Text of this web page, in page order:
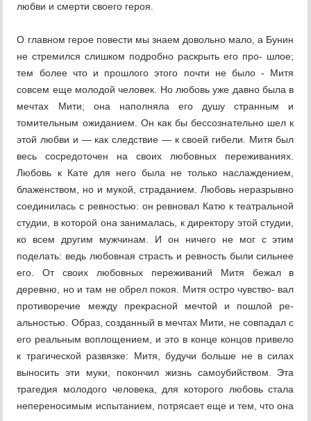
любви и смерти своего героя.
О главном герое повести мы знаем довольно мало, а Бунин
не стремился слишком подробно раскрыть его про- шлое;
тем более что и прошлого этого почти не было - Митя
совсем еще молодой человек. Но любовь уже давно была в
мечтах Мити; она наполняла его душу странным и
томительным ожиданием. Он как бы бессознательно шел к
этой любви и — как следствие — к своей гибели. Митя был
весь сосредоточен на своих любовных переживаниях.
Любовь к Кате для него была не только наслаждением,
блаженством, но и мукой, страданием. Любовь неразрыв­но
соединилась с ревностью: он ревновал Катю к театраль­ной
студии, в которой она занималась, к директору этой студии,
ко всем другим мужчинам. И он ничего не мог с этим
поделать: ведь любовная страсть и ревность были сильнее
его. От своих любовных переживаний Митя бежал в
деревню, но и там не обрел покоя. Митя остро чувство- вал
противоречие между прекрасной мечтой и пошлой ре­
альностью. Образ, созданный в мечтах Мити, не совпадал с
его реальным воплощением, и это в конце концов при­вело
к трагической развязке: Митя, будучи больше не в силах
выносить эти муки, покончил жизнь самоубийством. Эта
трагедия молодого человека, для которого любовь стала
непереносимым испытанием, потрясает еще и тем, что она